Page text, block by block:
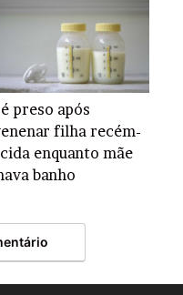
preso após
filha recém-
enquanto mãe
banho